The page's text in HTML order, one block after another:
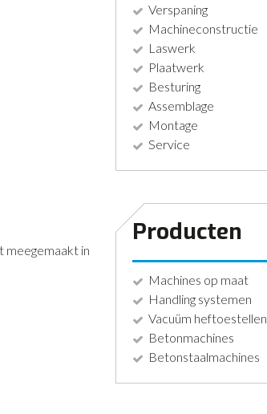
meegemaakt in
Verspaning
Machineconstructie
Laswerk
Plaatwerk
Besturing
Assemblage
Montage
Service
Producten
Machines op maat
Handling systemen
Vacuüm heftoestellen
Betonmachines
Betonstaalmachines